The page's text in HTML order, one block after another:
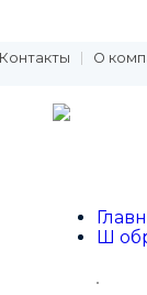
Контакты О
Ш